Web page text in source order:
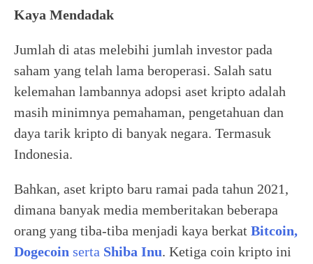
Kaya Mendadak
Jumlah di atas melebihi jumlah investor pada
saham yang telah lama beroperasi. Salah satu
kelemahan lambannya adopsi aset kripto adalah
masih minimnya pemahaman, pengetahuan dan
daya tarik kripto di banyak negara. Termasuk
Indonesia.
Bahkan, aset kripto baru ramai pada tahun 2021,
dimana banyak media memberitakan beberapa
orang yang tiba-tiba menjadi kaya berkat Bitcoin,
Dogecoin serta Shiba Inu. Ketiga coin kripto ini